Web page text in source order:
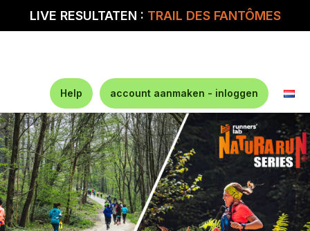
LIVE RESULTATEN : TRAIL DES FANTÔMES
Help account aanmaken - inloggen